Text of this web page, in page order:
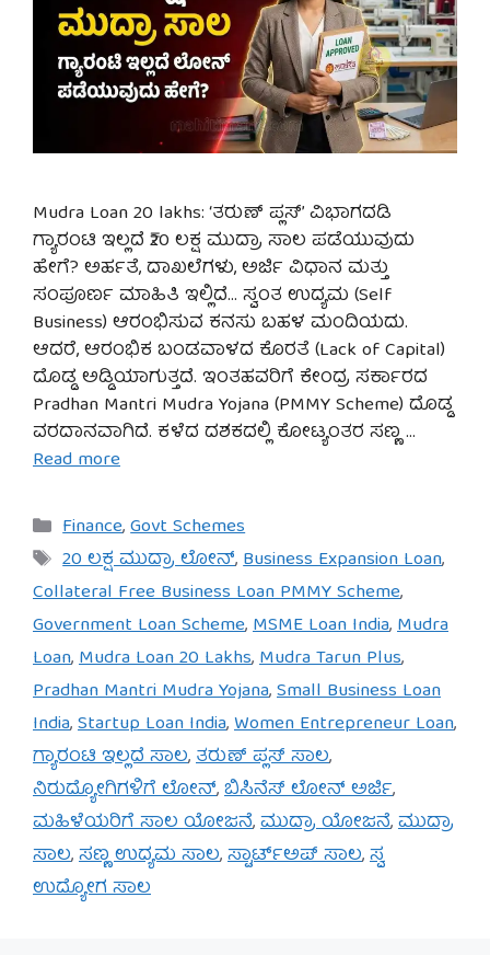
Mudra Loan 20 lakhs: ‘ತರುಣ್ ಪ್ಲಸ್’ ವಿಭಾಗದಡಿ
ಗ್ಯಾರಂಟಿ ಇಲ್ಲದೆ ₹20 ಲಕ್ಷ ಮುದ್ರಾ ಸಾಲ ಪಡೆಯುವುದು
ಹೇಗೆ? ಅರ್ಹತೆ, ದಾಖಲೆಗಳು, ಅರ್ಜಿ ವಿಧಾನ ಮತ್ತು
ಸಂಪೂರ್ಣ ಮಾಹಿತಿ ಇಲ್ಲಿದೆ… ಸ್ವಂತ ಉದ್ಯಮ (Self
Business) ಆರಂಭಿಸುವ ಕನಸು ಬಹಳ ಮಂದಿಯದು.
ಆದರೆ, ಆರಂಭಿಕ ಬಂಡವಾಳದ ಕೊರತೆ (Lack of Capital)
ದೊಡ್ಡ ಅಡ್ಡಿಯಾಗುತ್ತದೆ. ಇಂತಹವರಿಗೆ ಕೇಂದ್ರ ಸರ್ಕಾರದ
Pradhan Mantri Mudra Yojana (PMMY Scheme) ದೊಡ್ಡ
ವರದಾನವಾಗಿದೆ. ಕಳೆದ ದಶಕದಲ್ಲಿ ಕೋಟ್ಯಂತರ ಸಣ್ಣ …
Read more
Categories
Finance,Govt Schemes
Tags
20 ಲಕ್ಷ ಮುದ್ರಾ ಲೋನ್,Business Expansion Loan,
Collateral Free Business Loan PMMY Scheme,
Government Loan Scheme,MSME Loan India,Mudra
Loan,Mudra Loan 20 Lakhs,Mudra Tarun Plus,
Pradhan Mantri Mudra Yojana,Small Business Loan
India,Startup Loan India,Women Entrepreneur Loan,
ಗ್ಯಾರಂಟಿ ಇಲ್ಲದೆ ಸಾಲ,ತರುಣ್ ಪ್ಲಸ್ ಸಾಲ,
ನಿರುದ್ಯೋಗಿಗಳಿಗೆ ಲೋನ್,ಬಿಸಿನೆಸ್ ಲೋನ್ ಅರ್ಜಿ,
ಮಹಿಳೆಯರಿಗೆ ಸಾಲ ಯೋಜನೆ,ಮುದ್ರಾ ಯೋಜನೆ,ಮುದ್ರಾ
ಸಾಲ,ಸಣ್ಣ ಉದ್ಯಮ ಸಾಲ,ಸ್ಟಾರ್ಟ್ಅಪ್ ಸಾಲ,ಸ್ವ
ಉದ್ಯೋಗ ಸಾಲ